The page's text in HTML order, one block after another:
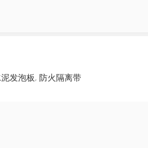
发泡板,防火隔离带